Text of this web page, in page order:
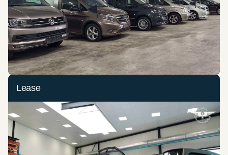
Lease